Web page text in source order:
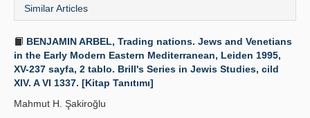
Similar Articles
BENJAMIN ARBEL, Trading nations. Jews and Venetians
in the Early Modern Eastern Mediterranean, Leiden 1995,
XV-237 sayfa, 2 tablo. Brill's Series in Jewis Studies, cild
XIV. A VI 1337. [Kitap Tanıtımı]
Mahmut H. Şakiroğlu